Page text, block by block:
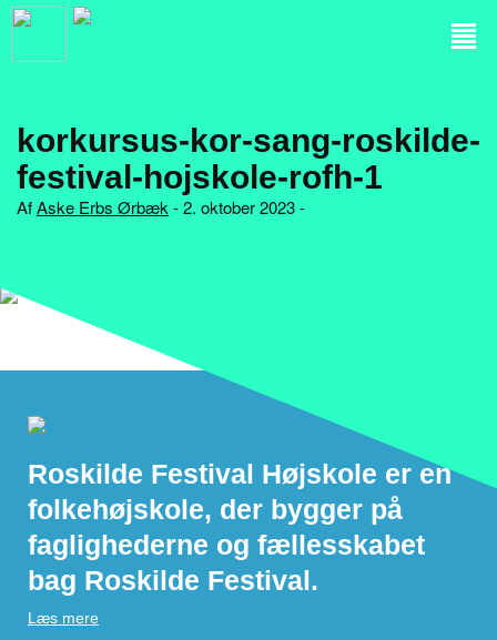
korkursus-kor-sang-roskilde-
festival-hojskole-rofh-1
AfAske Erbs Ørbæk - 2. oktober 2023 -
Roskilde Festival Højskole er en
folkehøjskole, der bygger på
faglighederne og fællesskabet
bag Roskilde Festival.
Læs mere